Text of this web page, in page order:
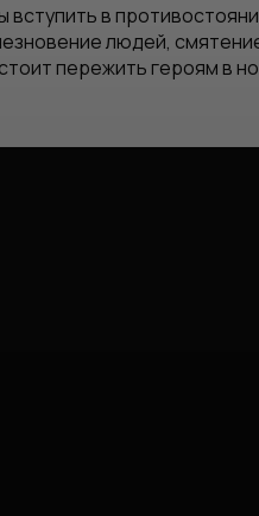
в
людей,
пережить героям в